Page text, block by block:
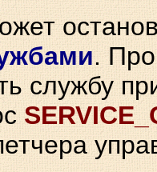
.
службу